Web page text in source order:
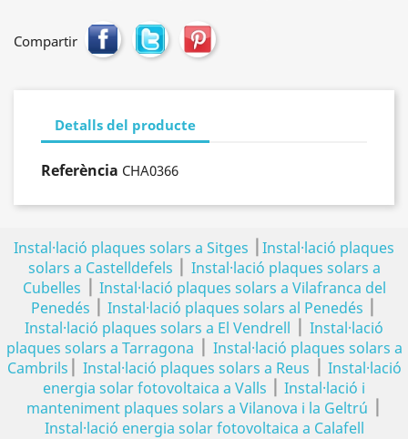
Compartir
Detalls del producte
Referència CHA0366
Instal·lació plaques solars a Sitges | Instal·lació plaques
solars a Castelldefels | Instal·lació plaques solars a
Cubelles | Instal·lació plaques solars a Vilafranca del
Penedés | Instal·lació plaques solars al Penedés |
Instal·lació plaques solars a El Vendrell | Instal·lació
plaques solars a Tarragona | Instal·lació plaques solars a
Cambrils | Instal·lació plaques solars a Reus | Instal·lació
energia solar fotovoltaica a Valls | Instal·lació i
manteniment plaques solars a Vilanova i la Geltrú |
Instal·lació energia solar fotovoltaica a Calafell